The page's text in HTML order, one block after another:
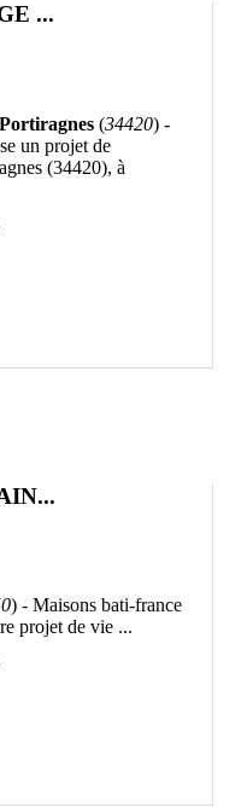
...
(34420) -
un projet de
(34420), à
) - Maisons bati-france
projet de vie ...